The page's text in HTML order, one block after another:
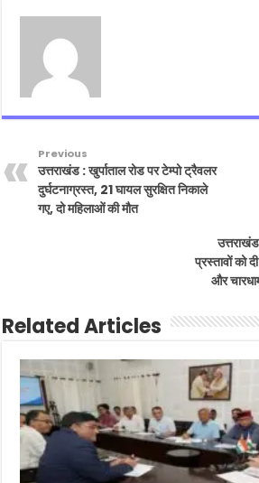
Previous
उत्तराखंड : खुर्पाताल रोड पर टेम्पो ट्रैवलर
दुर्घटनाग्रस्त, 21 घायल सुरक्षित निकाले
गए, दो महिलाओं की मौत
प्रस्तावों को
और
Related Articles